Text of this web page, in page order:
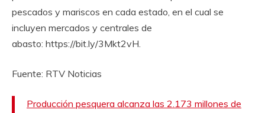
pescados y mariscos en cada estado, en el cual se
incluyen mercados y centrales de
abasto: https://bit.ly/3Mkt2vH.
Fuente: RTV Noticias
Producción pesquera alcanza las 2.173 millones de